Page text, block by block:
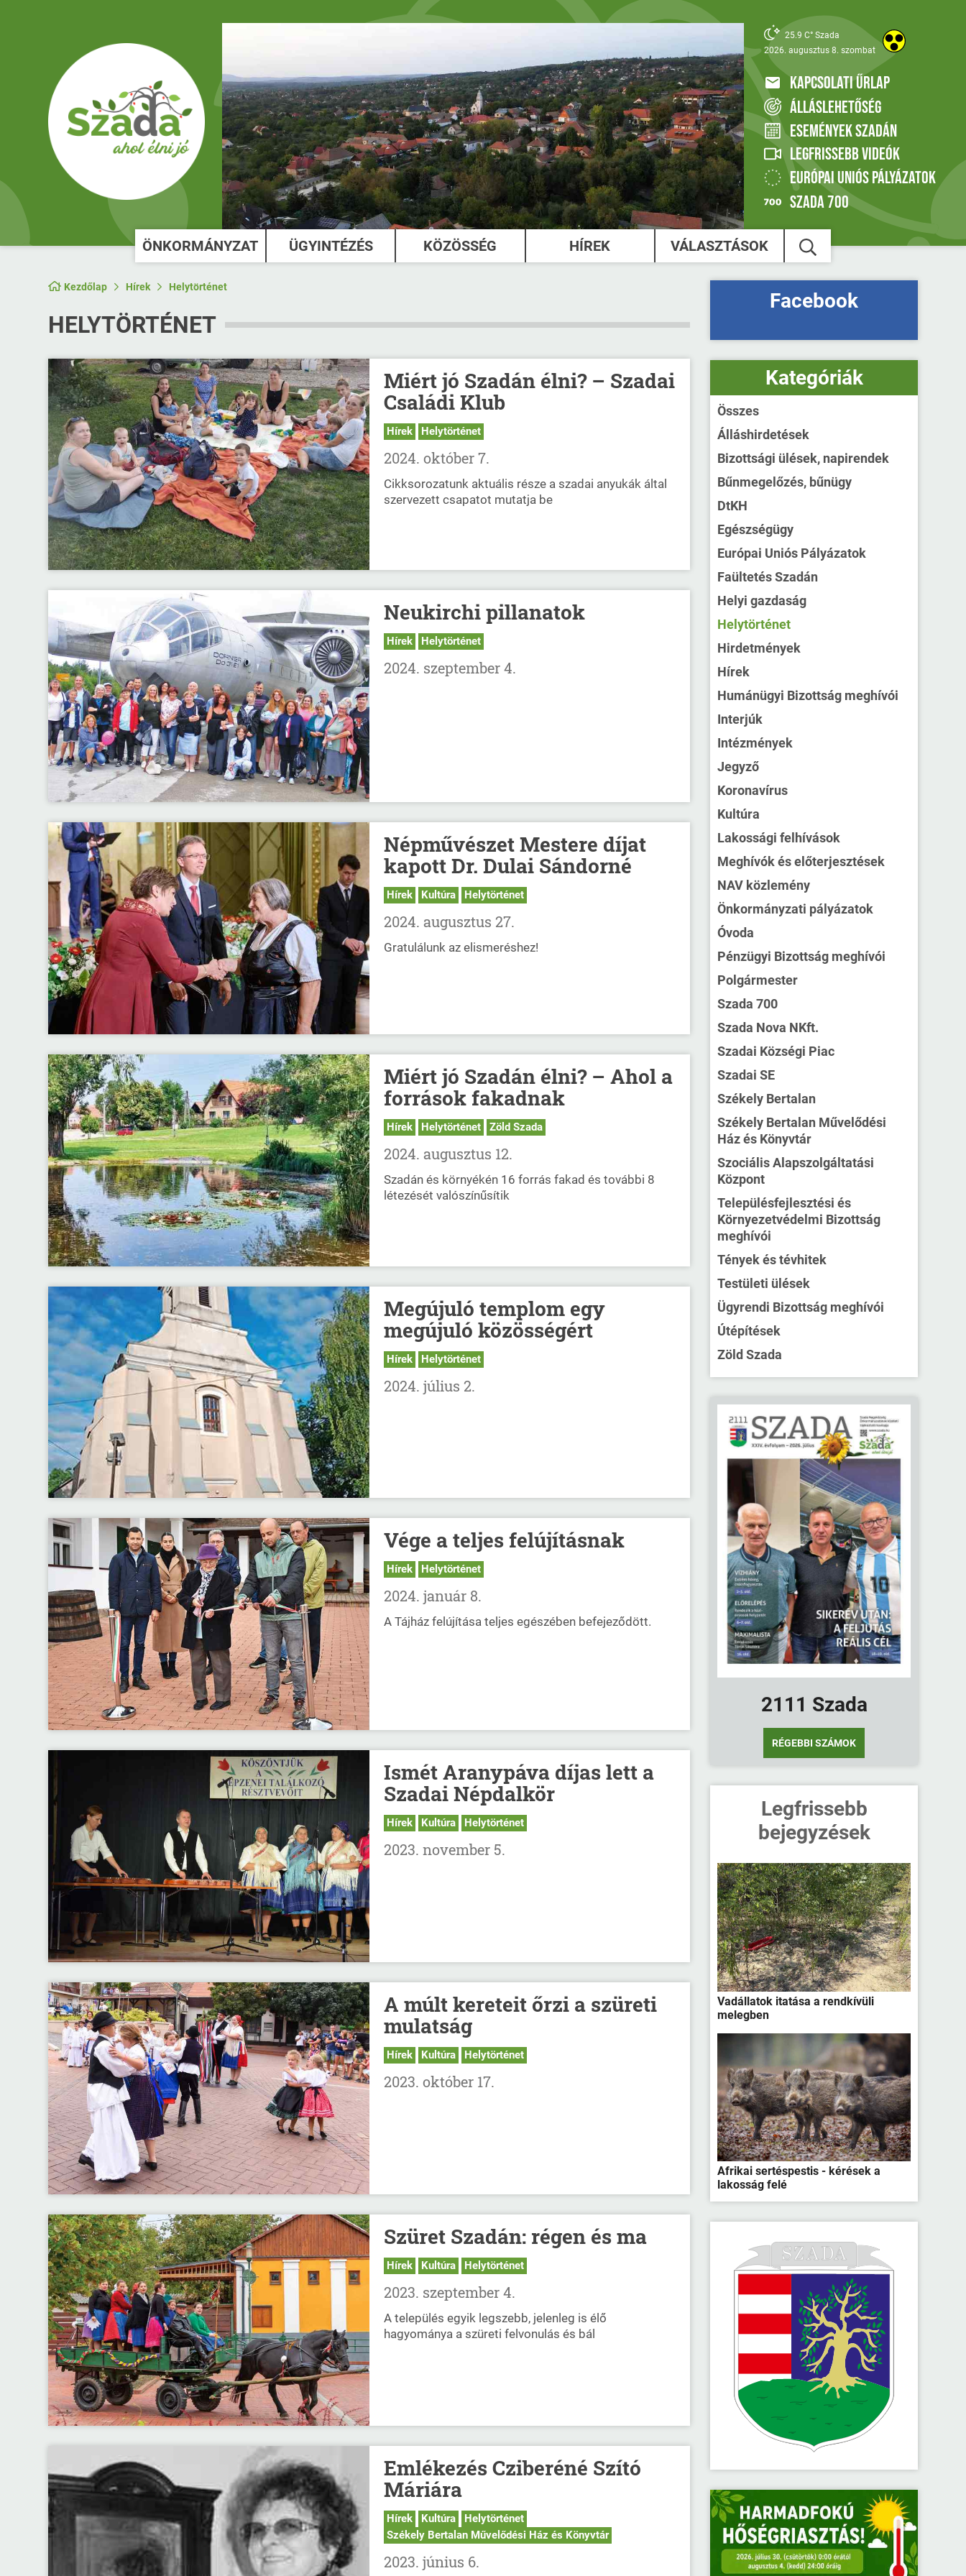
25.9 C° Szada
2026. augusztus 8. szombat
KAPCSOLATI ŰRLAP
ÁLLÁSLEHETŐSÉG
ESEMÉNYEK SZADÁN
LEGFRISSEBB VIDEÓK
EURÓPAI UNIÓS PÁLYÁZATOK
SZADA 700
ÖNKORMÁNYZAT ÜGYINTÉZÉS KÖZÖSSÉG HÍREK VÁLASZTÁSOK
Kezdőlap Hírek Helytörténet
HELYTÖRTÉNET
Miért jó Szadán élni? – Szadai
Családi Klub
Hírek Helytörténet
2024. október 7.
Cikksorozatunk aktuális része a szadai anyukák által
szervezett csapatot mutatja be
Neukirchi pillanatok
Hírek Helytörténet
2024. szeptember 4.
Népművészet Mestere díjat
kapott Dr. Dulai Sándorné
Hírek Kultúra Helytörténet
2024. augusztus 27.
Gratulálunk az elismeréshez!
Miért jó Szadán élni? – Ahol a
források fakadnak
Hírek Helytörténet Zöld Szada
2024. augusztus 12.
Szadán és környékén 16 forrás fakad és további 8
létezését valószínűsítik
Megújuló templom egy
megújuló közösségért
Hírek Helytörténet
2024. július 2.
Vége a teljes felújításnak
Hírek Helytörténet
2024. január 8.
A Tájház felújítása teljes egészében befejeződött.
Ismét Aranypáva díjas lett a
Szadai Népdalkör
Hírek Kultúra Helytörténet
2023. november 5.
A múlt kereteit őrzi a szüreti
mulatság
Hírek Kultúra Helytörténet
2023. október 17.
Szüret Szadán: régen és ma
Hírek Kultúra Helytörténet
2023. szeptember 4.
A település egyik legszebb, jelenleg is élő
hagyománya a szüreti felvonulás és bál
Emlékezés Cziberéné Szító
Máriára
Hírek Kultúra
Helytörténet
Székely Bertalan Művelődési Ház és Könyvtár
2023. június 6.
Facebook
Kategóriák
Összes
Álláshirdetések
Bizottsági ülések, napirendek
Bűnmegelőzés, bűnügy
DtKH
Egészségügy
Európai Uniós Pályázatok
Faültetés Szadán
Helyi gazdaság
Helytörténet
Hirdetmények
Hírek
Humánügyi Bizottság meghívói
Interjúk
Intézmények
Jegyző
Koronavírus
Kultúra
Lakossági felhívások
Meghívók és előterjesztések
NAV közlemény
Önkormányzati pályázatok
Óvoda
Pénzügyi Bizottság meghívói
Polgármester
Szada 700
Szada Nova NKft.
Szadai Községi Piac
Szadai SE
Székely Bertalan
Székely Bertalan Művelődési
Ház és Könyvtár
Szociális Alapszolgáltatási
Központ
Településfejlesztési és
Környezetvédelmi Bizottság
meghívói
Tények és tévhitek
Testületi ülések
Ügyrendi Bizottság meghívói
Útépítések
Zöld Szada
2111 Szada
RÉGEBBI SZÁMOK
Legfrissebb
bejegyzések
Vadállatok itatása a rendkívüli
melegben
Afrikai sertéspestis - kérések a
lakosság felé